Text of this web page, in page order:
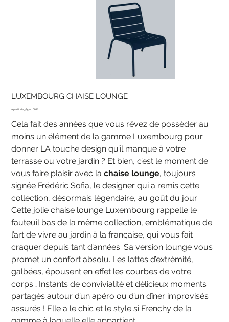
LUXEMBOURG CHAISE LOUNGE
Prix 385.00 CHF
Cela fait des années que vous rêvez de posséder au
moins un élément de la gamme Luxembourg pour
donner LA touche design qu’il manque à votre
terrasse ou votre jardin ? Et bien, c’est le moment de
vous faire plaisir avec lachaise lounge, toujours
signée Frédéric Sofia, le designer qui a remis cette
collection, désormais légendaire, au goût du jour.
Cette jolie chaise lounge Luxembourg rappelle le
fauteuil bas de la même collection, emblématique de
l’art de vivre au jardin à la française, qui vous fait
craquer depuis tant d’années. Sa version lounge vous
promet un confort absolu. Les lattes d’extrémité,
galbées, épousent en effet les courbes de votre
corps… Instants de convivialité et délicieux moments
partagés autour d’un apéro ou d’un dîner improvisés
assurés ! Elle a le chic et le style si Frenchy de la